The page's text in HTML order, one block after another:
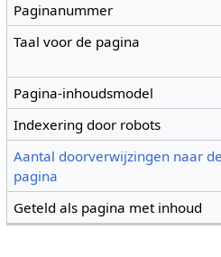
Paginanummer
Taal voor de pagina
Pagina-inhoudsmodel
Indexering door robots
Aantal doorverwijzingen naar
pagina
Geteld als pagina met inhoud